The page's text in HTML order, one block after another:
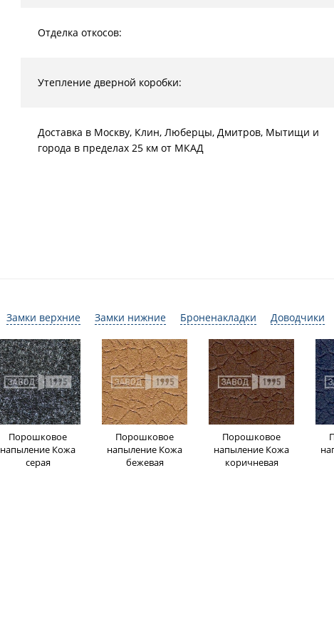
Отделка откосов:
Утепление дверной коробки:
Доставка в Москву, Клин, Люберцы, Дмитров, Мытищи и
города в пределах 25 км от МКАД
Замки верхние Замки нижние Броненакладки Доводчики
Порошковое
напыление Кожа
серая
Порошковое
напыление Кожа
бежевая
Порошковое
напыление Кожа
коричневая